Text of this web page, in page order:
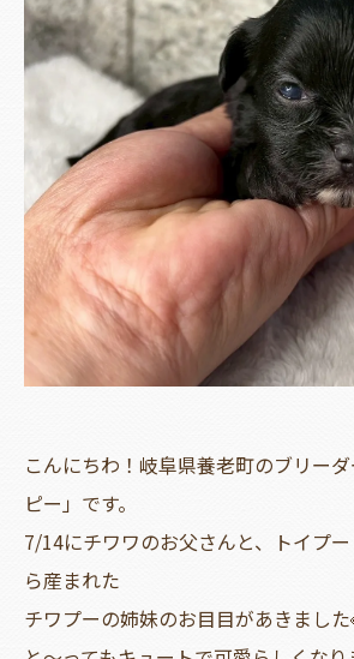
こんにちわ！岐阜県養老町のブリー
ピー」です。
7/14にチワワのお父さんと、トイプ
ら産まれた
チワプーの姉妹のお目目があきまし